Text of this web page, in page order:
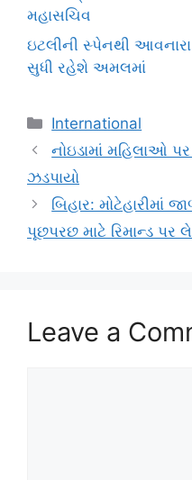
મહાસચિવ
ઇટલીની સ્પેનથી
સુધી રહેશે અમલમાં
Categories
International
નોઇડામાં મહિલાઓ
ઝડપાયો
બિહાર: મોટેહારીમાં
પૂછપરછ માટે રિમાન્ડ પર
Leave a